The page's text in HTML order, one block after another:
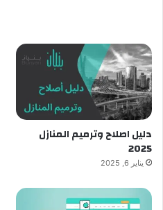
دليل اصلاح وترميم المنازل
2025
يناير 6, 2025